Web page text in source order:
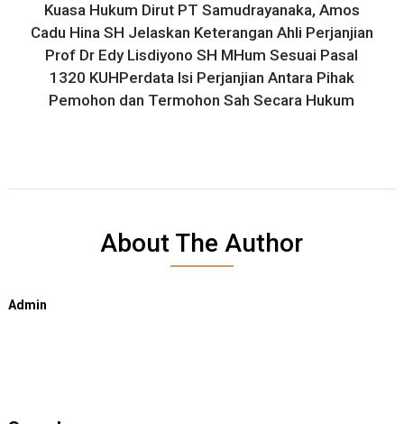
Kuasa Hukum Dirut PT Samudrayanaka, Amos
Cadu Hina SH Jelaskan Keterangan Ahli Perjanjian
Prof Dr Edy Lisdiyono SH MHum Sesuai Pasal
1320 KUHPerdata Isi Perjanjian Antara Pihak
Pemohon dan Termohon Sah Secara Hukum
About The Author
Admin